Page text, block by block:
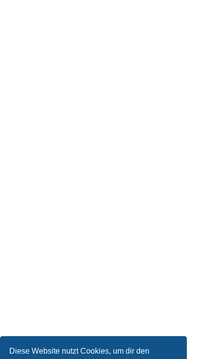
Diese Website nutzt Cookies, um dir den